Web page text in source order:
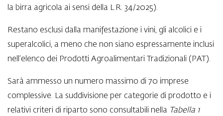
la birra agricola ai sensi della L.R. 34/2025).
Restano esclusi dalla manifestazione i vini, gli alcolici e i
superalcolici, a meno che non siano espressamente inclusi
nell’elenco dei Prodotti Agroalimentari Tradizionali (PAT).
Sarà ammesso un numero massimo di 70 imprese
complessive. La suddivisione per categorie di prodotto e i
relativi criteri di riparto sono consultabili nella Tabella 1